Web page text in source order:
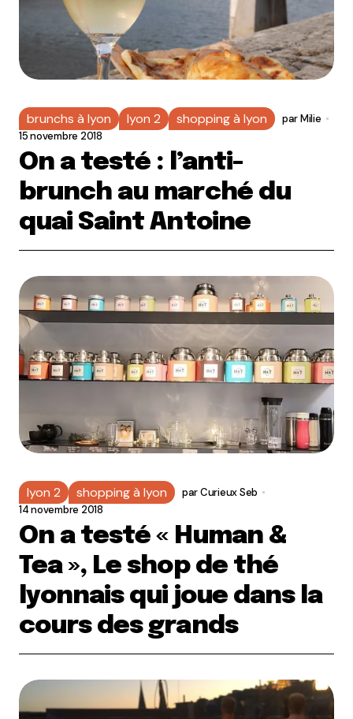
brunchs à lyon lyon 2 shopping à lyon parMilie
15 novembre 2018
On a testé : l’anti-
brunch au marché du
quai Saint Antoine
lyon 2 shopping à lyon parCurieux Seb
14 novembre 2018
On a testé « Human &
Tea », Le shop de thé
lyonnais qui joue dans la
cours des grands